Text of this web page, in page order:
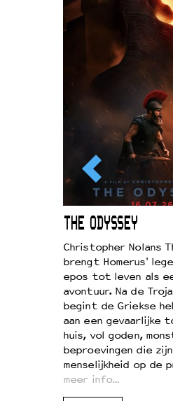
THE ODYSSEY
Christopher Nolans
brengt Homerus'
epos tot leven als
avontuur. Na de
begint de Griekse
aan een gevaarlijke
huis, vol goden,
beproevingen die
menselijkheid op de
meer info…